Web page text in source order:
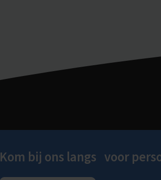
Kom bij ons langs voor